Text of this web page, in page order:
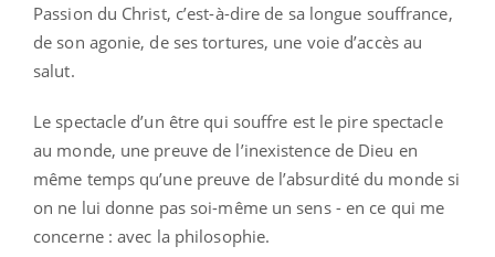
Passion du Christ, c’est-à-dire de sa longue souffrance,
de son agonie, de ses tortures, une voie d’accès au
salut.
Le spectacle d’un être qui souffre est le pire spectacle
au monde, une preuve de l’inexistence de Dieu en
même temps qu’une preuve de l’absurdité du monde si
on ne lui donne pas soi-même un sens - en ce qui me
concerne : avec la philosophie.